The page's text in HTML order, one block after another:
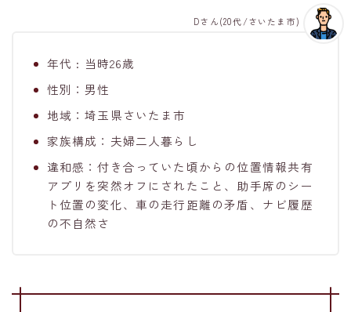
年代 : 当時26歳
性別：男性
地域：埼玉県さいたま市
家族構成：夫婦二人暮らし
違和感：付き合っていた頃からの位置情報共有
アプリを突然オフにされたこと、助手席のシー
ト位置の変化、車の走行距離の矛盾、ナビ履歴
の不自然さ
Dさん(20代/さいたま市)